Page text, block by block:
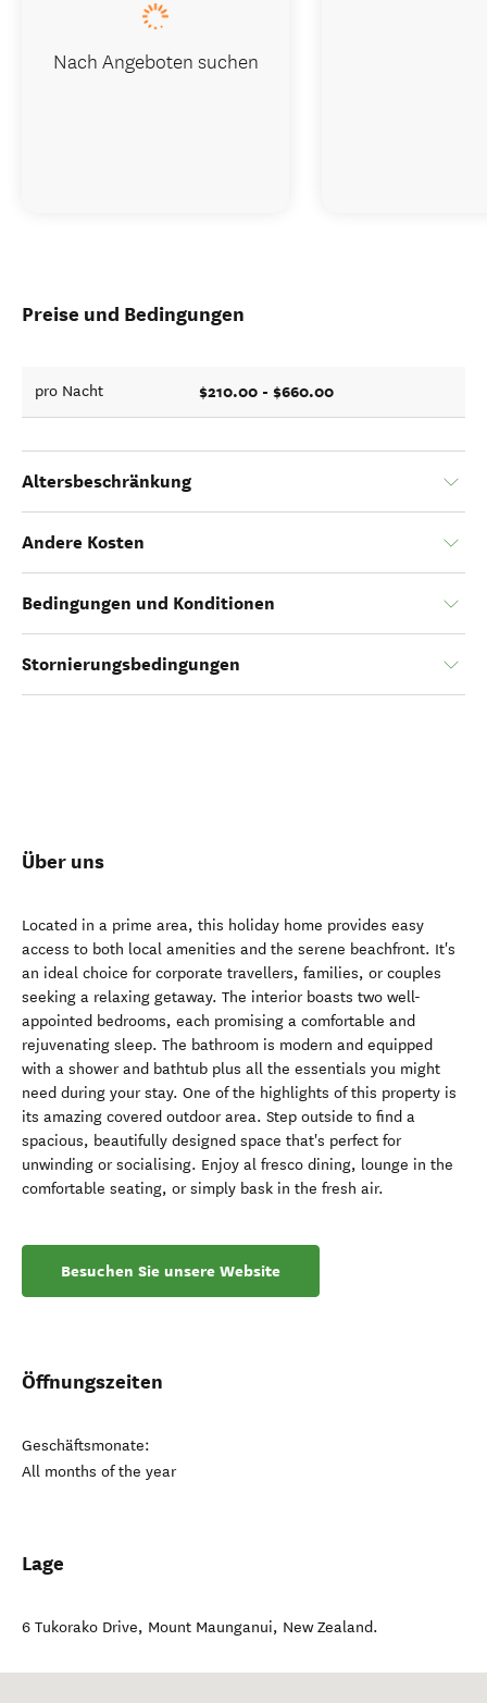
Preise und Bedingungen
pro Nacht $210.00 - $660.00
Altersbeschränkung
Andere Kosten
Bedingungen und Konditionen
Stornierungsbedingungen
Über uns
Located in a prime area, this holiday home provides easy
access to both local amenities and the serene beachfront. It's
an ideal choice for corporate travellers, families, or couples
seeking a relaxing getaway. The interior boasts two well-
appointed bedrooms, each promising a comfortable and
rejuvenating sleep. The bathroom is modern and equipped
with a shower and bathtub plus all the essentials you might
need during your stay. One of the highlights of this property is
its amazing covered outdoor area. Step outside to find a
spacious, beautifully designed space that's perfect for
unwinding or socialising. Enjoy al fresco dining, lounge in the
comfortable seating, or simply bask in the fresh air.
Besuchen Sie unsere Website
Öffnungszeiten
Geschäftsmonate:
All months of the year
Lage
6 Tukorako Drive, Mount Maunganui, New Zealand.
Nach Angeboten suchen